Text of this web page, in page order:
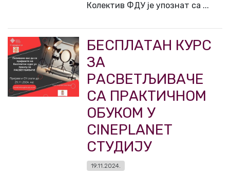
Колектив ФДУ је упознат са ...
БЕСПЛАТАН КУРС
ЗА
РАСВЕТЉИВАЧЕ
СА ПРАКТИЧНОМ
ОБУКОМ У
CINEPLANET
СТУДИЈУ
19.11.2024.